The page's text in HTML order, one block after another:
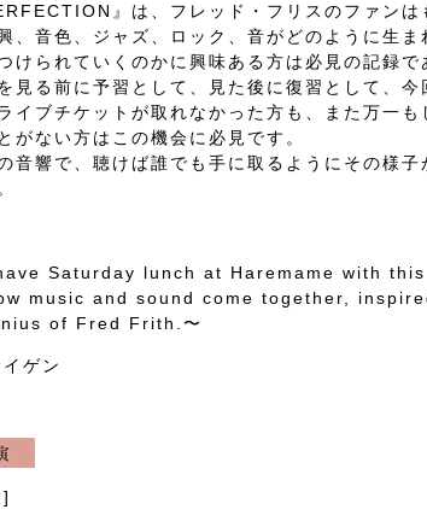
』は、フレッド・フリスのファンは
、音色、ジャズ、ロック、音がどのように生ま
けられていくのかに興味ある方は必見の記録で
見る前に予習として、見た後に復習として、今
イブチケットが取れなかった方も、また万一も
がない方はこの機会に必見です。
音響で、聴けば誰でも手に取るようにその様子
Saturday lunch at Haremame with
music and sound come together,
of Fred Frith.〜
ゲン